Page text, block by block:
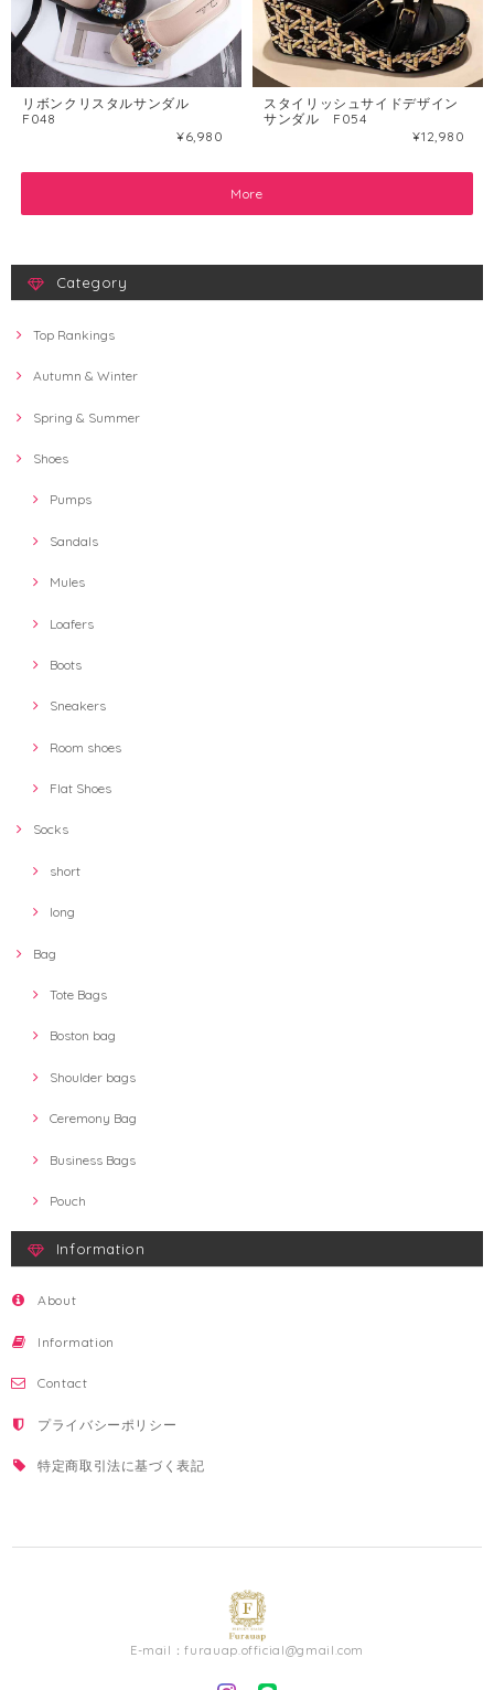
リボンクリスタルサンダル
F048
¥6,980
スタイリッシュサイドデザイン
サンダル F054
¥12,980
More
Category
Top Rankings
Autumn & Winter
Spring & Summer
Shoes
Pumps
Sandals
Mules
Loafers
Boots
Sneakers
Room shoes
Flat Shoes
Socks
short
long
Bag
Tote Bags
Boston bag
Shoulder bags
Ceremony Bag
Business Bags
Pouch
Information
About
Information
Contact
プライバシーポリシー
特定商取引法に基づく表記
E-mail：furauap.official@gmail.com